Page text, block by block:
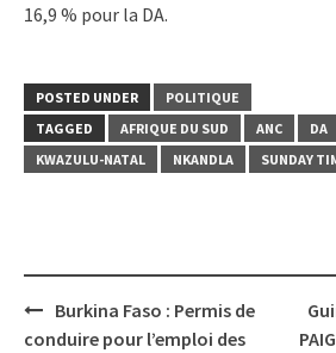
16,9 % pour la DA.
POSTED UNDER
POLITIQUE
TAGGED
AFRIQUE DU SUD ANC DA
KWAZULU-NATAL
NKANDLA SUNDAY
Post
navigation
Burkina Faso : Permis de
conduire pour l’emploi des